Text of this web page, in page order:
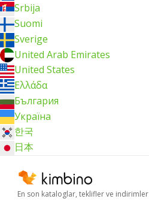
Srbija
Suomi
Sverige
United Arab Emirates
United States
Ελλάδα
България
Україна
한국
日本
En son kataloglar, teklifler ve indirimler